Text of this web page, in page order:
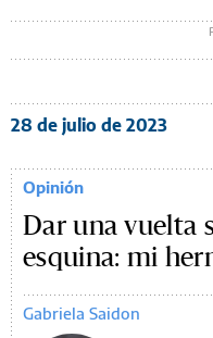
28 de julio de 2023
Opinión
Dar una vuelta
esquina: mi
Gabriela Saidon